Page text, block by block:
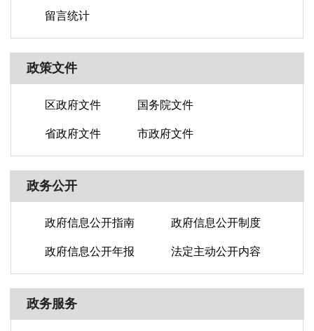
留言统计
政策文件
区政府文件 国务院文件
省政府文件 市政府文件
政务公开
政府信息公开指南 政府信息公开制度
政府信息公开年报 法定主动公开内容
政务服务